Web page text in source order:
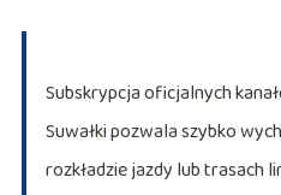
Subskrypcja oficjalnych
Suwałki pozwala szybko
rozkładzie jazdy lub trasach